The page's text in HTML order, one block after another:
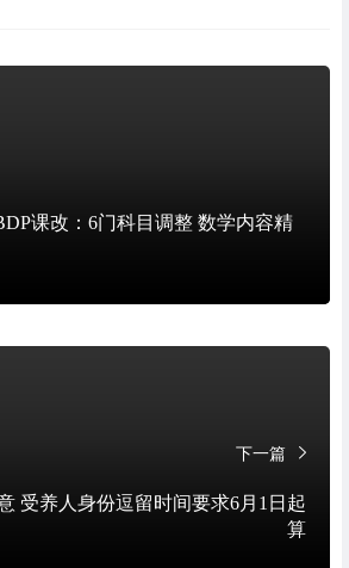
课改：6门科目调整 数学内容精
下一篇
受养人身份逗留时间要求6月1日起
算